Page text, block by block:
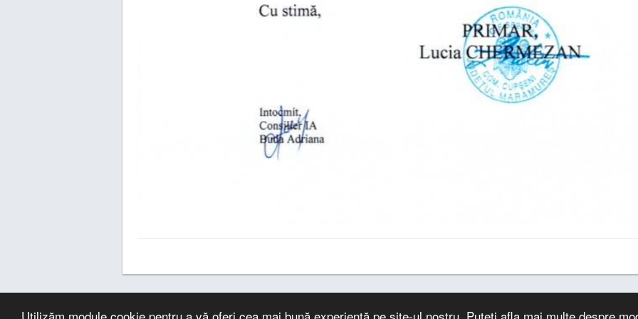
Utilizăm module cookie pentru a vă oferi cea mai bună experiență pe site-ul nostru. Puteți afla mai multe despre